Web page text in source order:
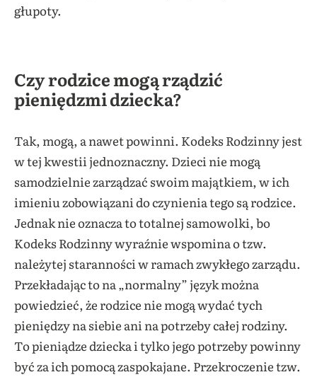
głupoty.
Czy rodzice mogą rządzić
pieniędzmi dziecka?
Tak, mogą, a nawet powinni. Kodeks Rodzinny jest
w tej kwestii jednoznaczny. Dzieci nie mogą
samodzielnie zarządzać swoim majątkiem, w ich
imieniu zobowiązani do czynienia tego są rodzice.
Jednak nie oznacza to totalnej samowolki, bo
Kodeks Rodzinny wyraźnie wspomina o tzw.
należytej staranności w ramach zwykłego zarządu.
Przekładając to na „normalny” język można
powiedzieć, że rodzice nie mogą wydać tych
pieniędzy na siebie ani na potrzeby całej rodziny.
To pieniądze dziecka i tylko jego potrzeby powinny
być za ich pomocą zaspokajane. Przekroczenie tzw.